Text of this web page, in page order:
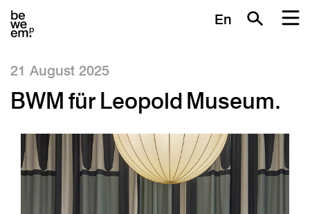
En
21 August 2025
BWM für Leopold Museum.